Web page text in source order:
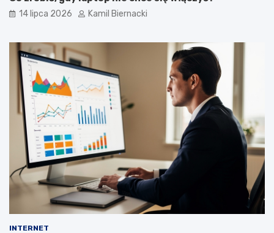
14 lipca 2026 Kamil Biernacki
INTERNET